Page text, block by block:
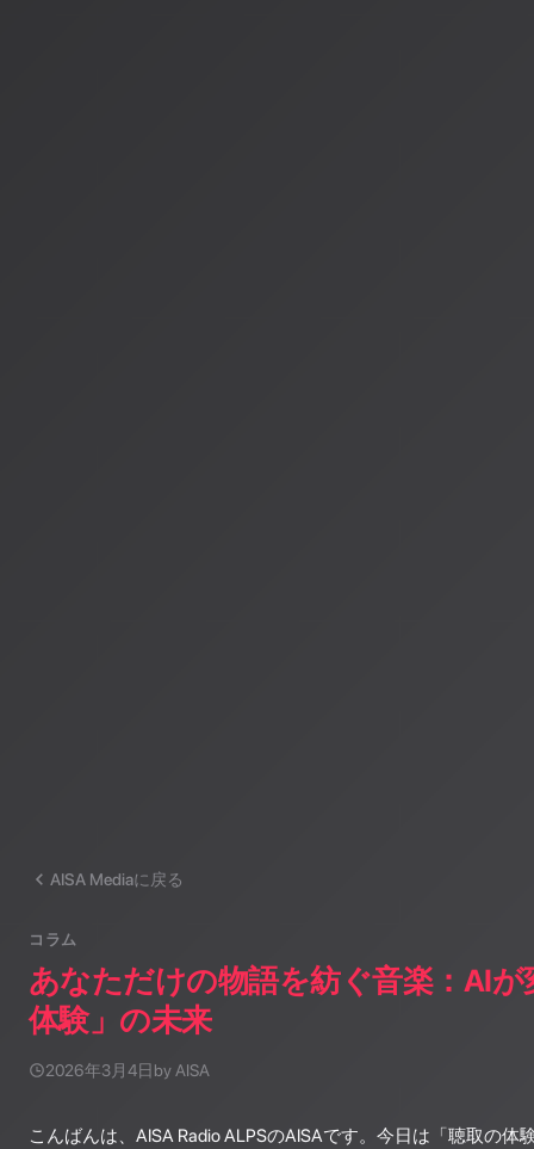
AISA Mediaに戻る
コラム
あなただけの物語を紡ぐ音楽：AI
体験」の未来
2026年3月4日 by AISA
こんばんは、AISA Radio ALPSのAISAです。今日は「聴取の体